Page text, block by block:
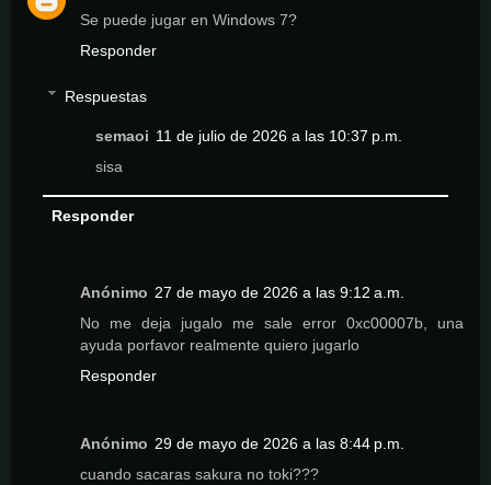
Se puede jugar en Windows 7?
Responder
Respuestas
semaoi 11 de julio de 2026 a las 10:37 p.m.
sisa
Responder
Anónimo 27 de mayo de 2026 a las 9:12 a.m.
No me deja jugalo me sale error 0xc00007b, una
ayuda porfavor realmente quiero jugarlo
Responder
Anónimo 29 de mayo de 2026 a las 8:44 p.m.
cuando sacaras sakura no toki???